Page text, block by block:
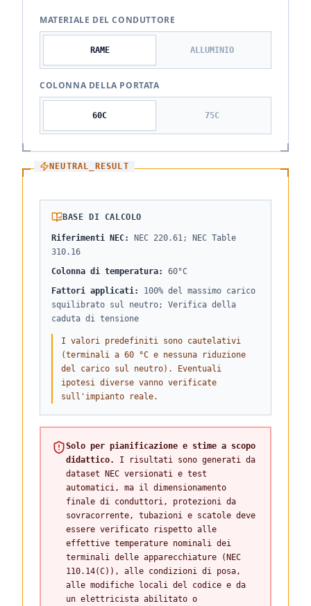
MATERIALE DEL CONDUTTORE
RAME ALLUMINIO
COLONNA DELLA PORTATA
60C 75C
NEUTRAL_RESULT
BASE DI CALCOLO
Riferimenti NEC:
NEC 220.61; NEC Table
310.16
Colonna di temperatura: 60°C
Fattori applicati: 100% del massimo carico
squilibrato sul neutro; Verifica della
caduta di tensione
I valori predefiniti sono cautelativi
(terminali a 60 °C e nessuna riduzione
del carico sul neutro). Eventuali
ipotesi diverse vanno verificate
sull'impianto reale.
Solo per pianificazione e stime a scopo
didattico.
I risultati sono generati da
dataset NEC versionati e test
automatici, ma il dimensionamento
finale di conduttori, protezioni da
sovracorrente, tubazioni e scatole deve
essere verificato rispetto alle
effettive temperature nominali dei
terminali delle apparecchiature (NEC
110.14(C)), alle condizioni di posa,
alle modifiche locali del codice e da
un elettricista abilitato o